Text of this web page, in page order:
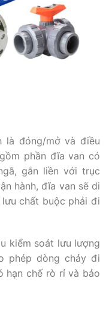
là đóng/mở và điều
phần đĩa van có
gắn liền với trục
hành, đĩa van sẽ di
chất buộc phải đi
kiểm soát lưu lượng
phép dòng chảy đi
hạn chế rò rỉ và bảo